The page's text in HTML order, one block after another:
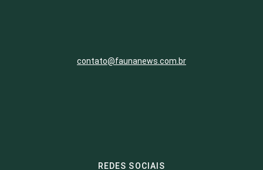
contato@faunanews.com.br
REDES SOCIAIS